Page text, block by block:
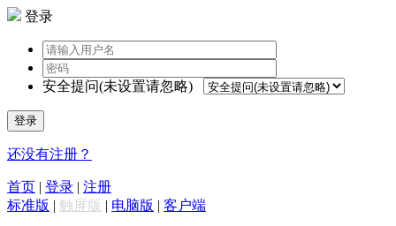
登录
安全提问(未设置请忽略)
登录
还没有注册？
首页 | 登录 | 注册
标准版 | 触屏版 | 电脑版 | 客户端